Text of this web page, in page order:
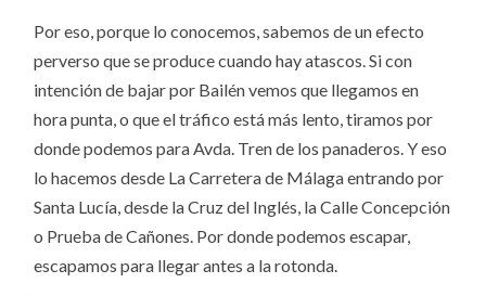
Por eso, porque lo conocemos, sabemos de un efecto
perverso que se produce cuando hay atascos. Si con
intención de bajar por Bailén vemos que llegamos en
hora punta, o que el tráfico está más lento, tiramos por
donde podemos para Avda. Tren de los panaderos. Y eso
lo hacemos desde La Carretera de Málaga entrando por
Santa Lucía, desde la Cruz del Inglés, la Calle Concepción
o Prueba de Cañones. Por donde podemos escapar,
escapamos para llegar antes a la rotonda.